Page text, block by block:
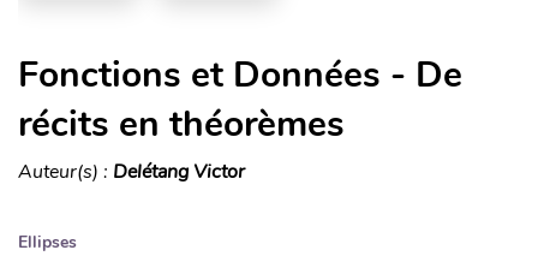
Fonctions et Données - De
récits en théorèmes
Auteur(s) : Delétang Victor
Ellipses